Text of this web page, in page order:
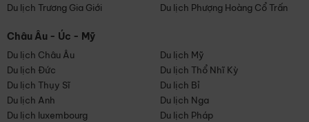
Du lịch Trương Gia Giới
Du lịch Phượng Hoàng Cổ Trấn
Châu Âu - Úc - Mỹ
Du lịch Châu Âu
Du lịch Mỹ
Du lịch Đức
Du lịch Thổ Nhĩ Kỳ
Du lịch Thụy Sĩ
Du lịch Bỉ
Du lịch Anh
Du lịch Nga
Du lịch luxembourg
Du lịch Pháp